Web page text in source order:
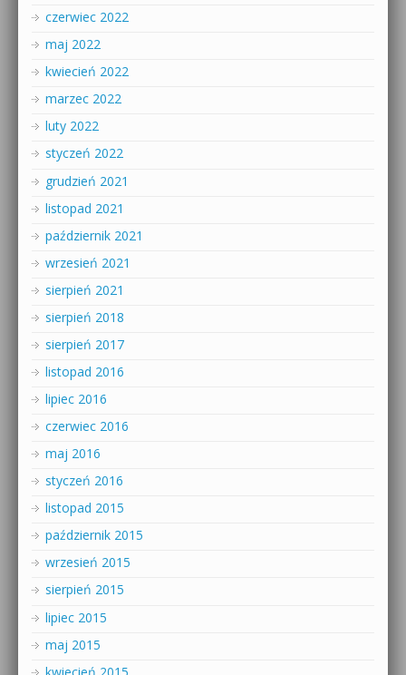
czerwiec 2022
maj 2022
kwiecień 2022
marzec 2022
luty 2022
styczeń 2022
grudzień 2021
listopad 2021
październik 2021
wrzesień 2021
sierpień 2021
sierpień 2018
sierpień 2017
listopad 2016
lipiec 2016
czerwiec 2016
maj 2016
styczeń 2016
listopad 2015
październik 2015
wrzesień 2015
sierpień 2015
lipiec 2015
maj 2015
kwiecień 2015